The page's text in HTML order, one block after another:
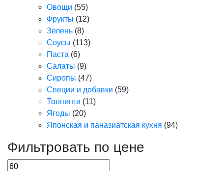
Овощи (55)
Фрукты (12)
Зелень (8)
Соусы (113)
Паста (6)
Салаты (9)
Сиропы (47)
Специи и добавки (59)
Топпинги (11)
Ягоды (20)
Японская и паназиатская кухня (94)
Фильтровать по цене